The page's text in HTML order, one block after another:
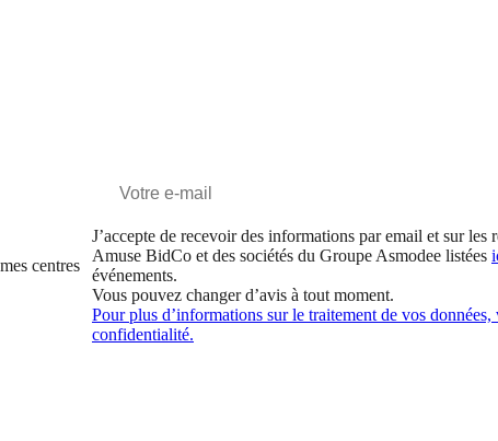
centres
J’accepte de recevoir des informations par email et sur
Amuse BidCo et des sociétés du Groupe Asmodee listées
événements.
Vous pouvez changer d’avis à tout moment.
Pour plus d’informations sur le traitement de vos
confidentialité.